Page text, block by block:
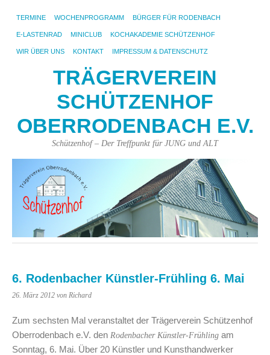
TERMINE WOCHENPROGRAMM BÜRGER FÜR RODENBACH
E-LASTENRAD MINICLUB KOCHAKADEMIE SCHÜTZENHOF
WIR ÜBER UNS KONTAKT IMPRESSUM & DATENSCHUTZ
TRÄGERVEREIN
SCHÜTZENHOF
OBERRODENBACH E.V.
Schützenhof – Der Treffpunkt für JUNG und ALT
6. Rodenbacher Künstler-Frühling 6. Mai
26. März 2012 von Richard
Zum sechsten Mal veranstaltet der Trägerverein Schützenhof
Oberrodenbach e.V. den Rodenbacher Künstler-Frühling am
Sonntag, 6. Mai. Über 20 Künstler und Kunsthandwerker